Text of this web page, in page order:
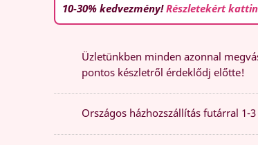
10-30% kedvezmény!Részletekért
Üzletünkben minden azonnal
pontos készletről érdeklődj előtte!
Országos házhozszállítás futárral 1-